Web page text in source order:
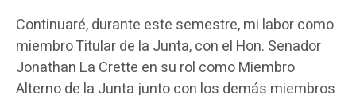
Continuaré, durante este semestre, mi labor como
miembro Titular de la Junta, con el Hon. Senador
Jonathan La Crette en su rol como Miembro
Alterno de la Junta junto con los demás miembros